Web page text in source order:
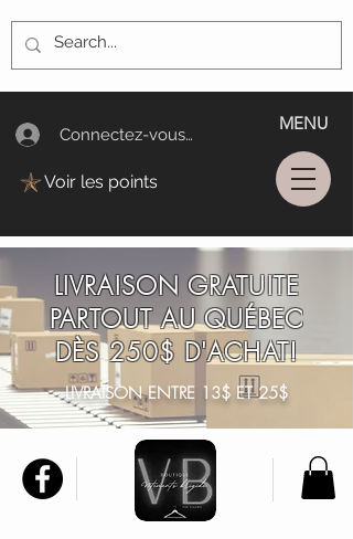
Connectez-vous/Log In
MENU
Voir les points
LIVRAISON GRATUITE
PARTOUT AU QUÉBEC
DÈS 250$ D'ACHAT!
LIVRAISON ENTRE 13$ ET 25$